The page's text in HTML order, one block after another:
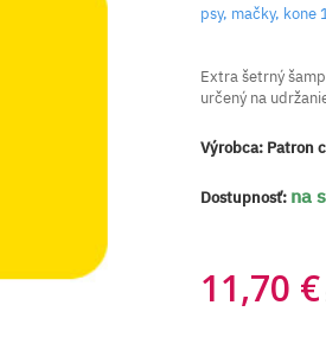
psy, mačky, kone
Extra šetrný
určený na
Výrobca: Patron
Dostupnosť: na
11,70 €